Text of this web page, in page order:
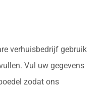
verhuisbedrijf gebruik
Vul uw gegevens
zodat ons